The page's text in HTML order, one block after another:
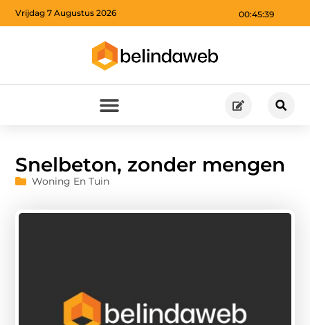
00:45:40
Vrijdag 7 Augustus 2026
Snelbeton, zonder mengen
Woning En Tuin